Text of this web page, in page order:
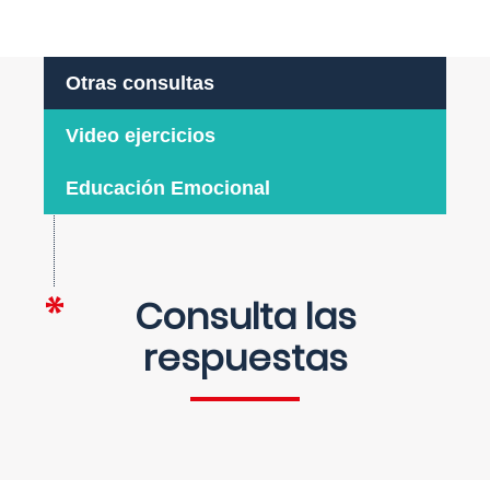
Otras consultas
Video ejercicios
Educación Emocional
Consulta las
respuestas